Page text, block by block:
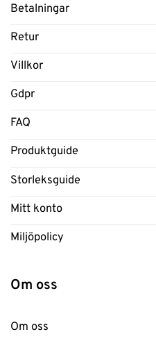
Betalningar
Retur
Villkor
Gdpr
FAQ
Produktguide
Storleksguide
Mitt konto
Miljöpolicy
Om oss
Om oss